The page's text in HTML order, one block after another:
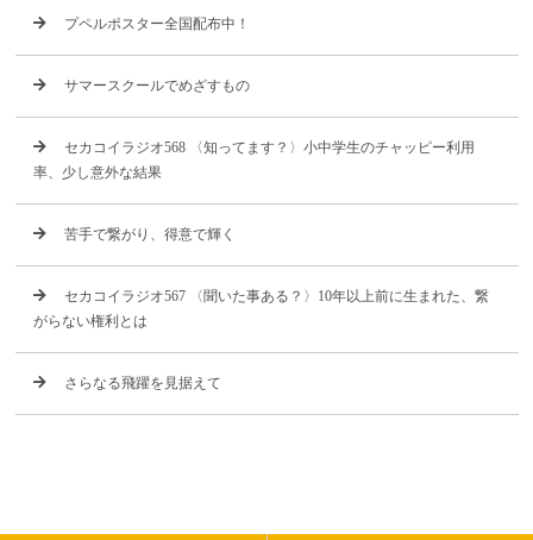
プペルポスター全国配布中！
サマースクールでめざすもの
セカコイラジオ568 〈知ってます？〉小中学生のチャッピー利用
率、少し意外な結果
苦手で繋がり、得意で輝く
セカコイラジオ567 〈聞いた事ある？〉10年以上前に生まれた、繋
がらない権利とは
さらなる飛躍を見据えて